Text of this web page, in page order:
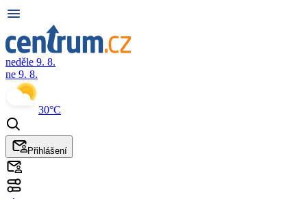
neděle 9. 8.
ne 9. 8.
30°C
Přihlášení